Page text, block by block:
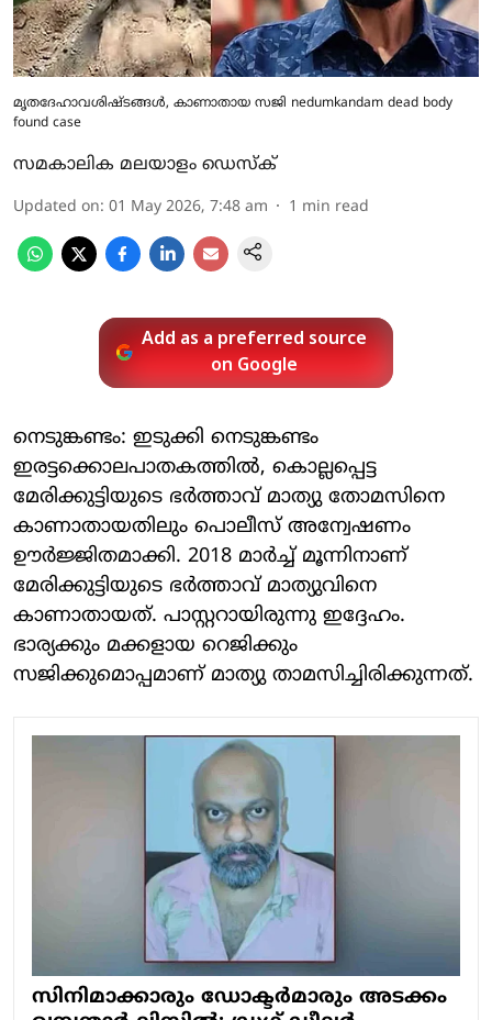
മൃതദേഹാവശിഷ്ടങ്ങൾ, കാണാതായ സജി nedumkandam dead body
found case
സമകാലിക മലയാളം ഡെസ്ക്
Updated on: 01 May 2026, 7:48 am 1 min read
Add as a preferred source
on Google
നെടുങ്കണ്ടം: ഇടുക്കി നെടുങ്കണ്ടം
ഇരട്ടക്കൊലപാതകത്തില്‍, കൊല്ലപ്പെട്ട
മേരിക്കുട്ടിയുടെ ഭര്‍ത്താവ് മാത്യു തോമസിനെ
കാണാതായതിലും പൊലീസ് അന്വേഷണം
ഊര്‍ജ്ജിതമാക്കി. 2018 മാര്‍ച്ച് മൂന്നിനാണ്
മേരിക്കുട്ടിയുടെ ഭര്‍ത്താവ് മാത്യുവിനെ
കാണാതായത്. പാസ്റ്ററായിരുന്നു ഇദ്ദേഹം.
ഭാര്യക്കും മക്കളായ റെജിക്കും
സജിക്കുമൊപ്പമാണ് മാത്യു താമസിച്ചിരിക്കുന്നത്.
സിനിമാക്കാരും ഡോക്ടര്‍മാരും അടക്കം